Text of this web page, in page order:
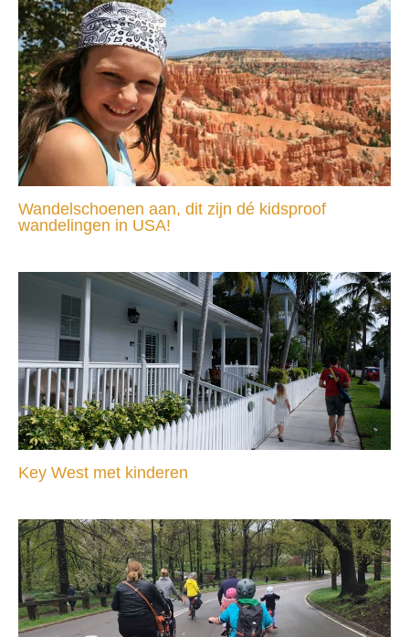
Wandelschoenen aan, dit zijn dé kidsproof
wandelingen in USA!
Key West met kinderen